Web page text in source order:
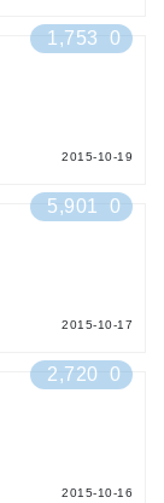
1,753 0
2015-10-19
5,901 0
2015-10-17
2,720 0
2015-10-16